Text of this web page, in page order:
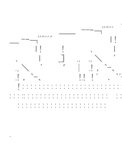
＿＿ --ｰ
____ -ｰ￢
＿＿ --ｰ￢''^ﾞ
____ -ｰ￢''^ﾞﾞ´ l
l ! ! ､ l _］ ., ., ＼
､ l _］ ., ., ＼ ′ ゛ │
., ＼ ′ ゛ │ .! ， `-、 !.!
.! ， `-、 !.! ! ﾞ ． ｀'-
! : : : : : : : : : : : : : : : : : : : : : : : :
: : : :: : : : : : : : : : : : : : : : : : : : : :
: : : : : : : : : : : : : : : : : : : : : :